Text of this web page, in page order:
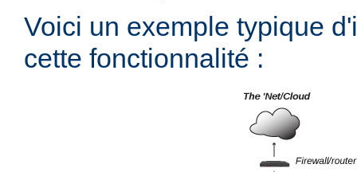
Voici un exemple typique
cette fonctionnalité :